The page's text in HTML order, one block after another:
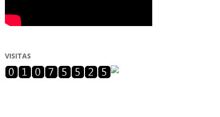
VISITAS